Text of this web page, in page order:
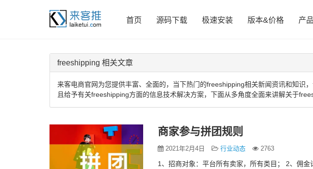
首页 源码下载 极速安装 版本&价格 产
freeshipping 相关文章
来客电商官网为您提供丰富、全面的，当下热门的freeshipping相关新闻资讯和知识
且给予有关freeshipping方面的信息技术解决方案，下面从多角度全面来讲解关于
商家参与拼团规则
2021年2月4日 行业动态 2763
1、招商对象：平台所有卖家，所有类目； 2、佣